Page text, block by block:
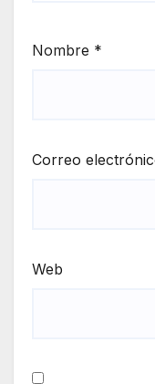
Nombre *
Correo
Web